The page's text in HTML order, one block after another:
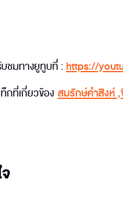
ชมทางยูทูบที่ : https://
กที่เกี่ยวข้อง สมรักษ์คำสิงห์,